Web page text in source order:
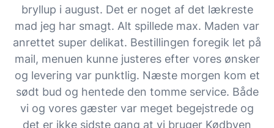
bryllup i august. Det er noget af det lækreste
mad jeg har smagt. Alt spillede max. Maden var
anrettet super delikat. Bestillingen foregik let på
mail, menuen kunne justeres efter vores ønsker
og levering var punktlig. Næste morgen kom et
sødt bud og hentede den tomme service. Både
vi og vores gæster var meget begejstrede og
det er ikke sidste gang at vi bruger Kødbyen